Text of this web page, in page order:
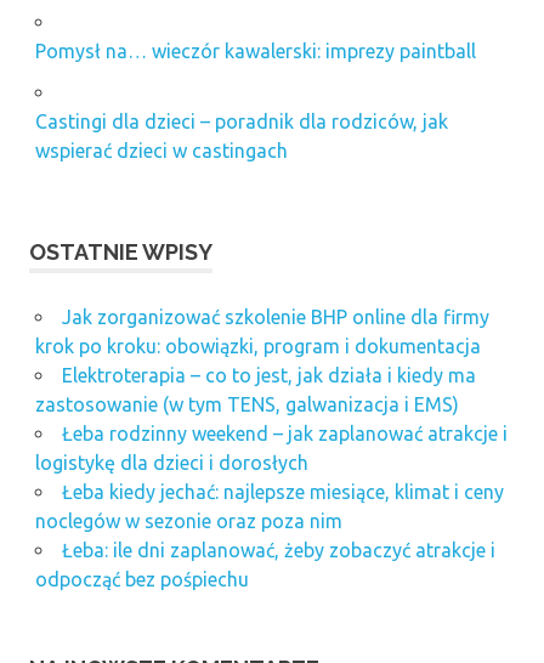
Pomysł na… wieczór kawalerski: imprezy paintball
Castingi dla dzieci – poradnik dla rodziców, jak
wspierać dzieci w castingach
OSTATNIE WPISY
Jak zorganizować szkolenie BHP online dla firmy
krok po kroku: obowiązki, program i dokumentacja
Elektroterapia – co to jest, jak działa i kiedy ma
zastosowanie (w tym TENS, galwanizacja i EMS)
Łeba rodzinny weekend – jak zaplanować atrakcje i
logistykę dla dzieci i dorosłych
Łeba kiedy jechać: najlepsze miesiące, klimat i ceny
noclegów w sezonie oraz poza nim
Łeba: ile dni zaplanować, żeby zobaczyć atrakcje i
odpocząć bez pośpiechu